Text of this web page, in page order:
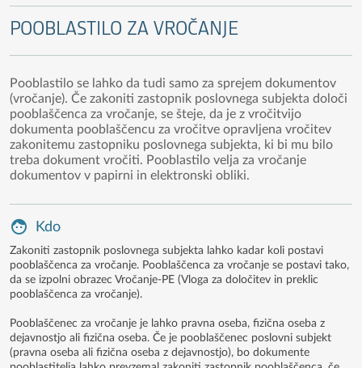
POOBLASTILO ZA VROČANJE
Pooblastilo se lahko da tudi samo za sprejem dokumentov
(vročanje). Če zakoniti zastopnik poslovnega subjekta določi
pooblaščenca za vročanje, se šteje, da je z vročitvijo
dokumenta pooblaščencu za vročitve opravljena vročitev
zakonitemu zastopniku poslovnega subjekta, ki bi mu bilo
treba dokument vročiti. Pooblastilo velja za vročanje
dokumentov v papirni in elektronski obliki.
Kdo
Zakoniti zastopnik poslovnega subjekta lahko kadar koli postavi
pooblaščenca za vročanje. Pooblaščenca za vročanje se postavi tako,
da se izpolni obrazec Vročanje-PE (Vloga za določitev in preklic
pooblaščenca za vročanje).
Pooblaščenec za vročanje je lahko pravna oseba, fizična oseba z
dejavnostjo ali fizična oseba. Če je pooblaščenec poslovni subjekt
(pravna oseba ali fizična oseba z dejavnostjo), bo dokumente